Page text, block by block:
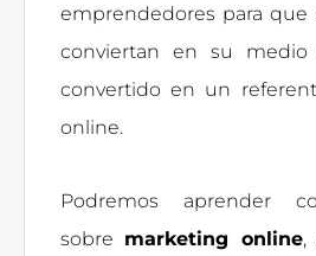
emprendedores para que
conviertan en su
convertido en un
online.
Podremos aprender
sobre marketing online,